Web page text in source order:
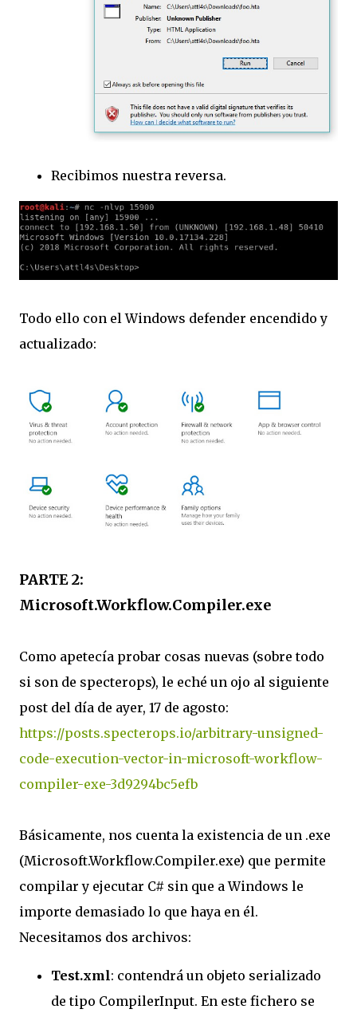
Recibimos nuestra reversa.
Todo ello con el Windows defender encendido y
actualizado:
PARTE 2:
Microsoft.Workflow.Compiler.exe
Como apetecía probar cosas nuevas (sobre todo
si son de specterops), le eché un ojo al siguiente
post del día de ayer, 17 de agosto:
https://posts.specterops.io/arbitrary-unsigned-
code-execution-vector-in-microsoft-workflow-
compiler-exe-3d9294bc5efb
Básicamente, nos cuenta la existencia de un .exe
(Microsoft.Workflow.Compiler.exe) que permite
compilar y ejecutar C# sin que a Windows le
importe demasiado lo que haya en él.
Necesitamos dos archivos:
Test.xml: contendrá un objeto serializado
de tipo CompilerInput. En este fichero se